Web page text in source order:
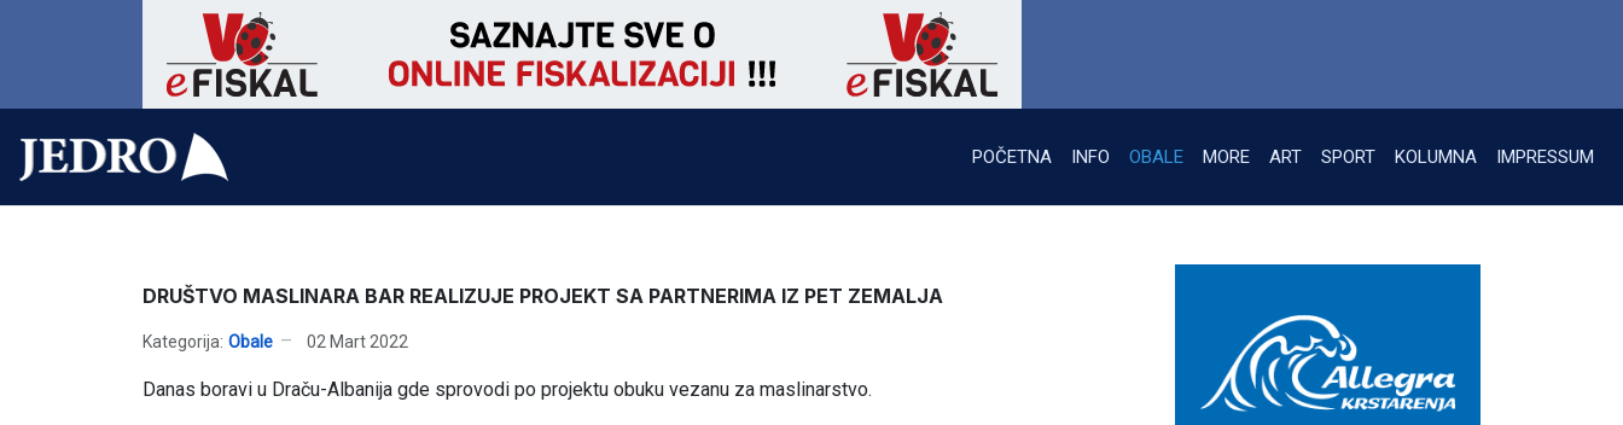
POČETNA INFO OBALE MORE ART SPORT KOLUMNA IMPRESSUM
DRUŠTVO MASLINARA BAR REALIZUJE PROJEKT SA PARTNERIMA IZ PET ZEMALJA
Kategorija: Obale 02 Mart 2022
Danas boravi u Draču-Albanija gde sprovodi po projektu obuku vezanu za maslinarstvo.